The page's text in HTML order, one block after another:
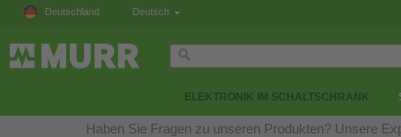
Deutschland Deutsch
ELEKTRONIK IM SCHALTSCHRANK
Haben Sie Fragen zu unseren Produkten? Unsere